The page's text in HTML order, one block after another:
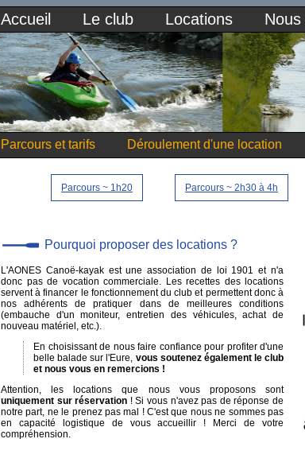
Accueil Le club Locations
Parcours et tarifs Déroulement d'une location
Parcours ~ 1h20 Parcours ~ 2h30 à 4h
Pourquoi proposer des locations ?
L'AONES Canoë-kayak est une association de loi 1901 et n'a
donc pas de vocation commerciale. Les recettes des locations
servent à financer le fonctionnement du club et permettent donc à
nos adhérents de pratiquer dans de meilleures conditions
(embauche d'un moniteur, entretien des véhicules, achat de
nouveau matériel, etc.).
En choisissant de nous faire confiance pour profiter d'une
belle balade sur l'Eure, vous soutenez également le club
et nous vous en remercions !
Attention, les locations que nous vous proposons sont
uniquement sur réservation ! Si vous n'avez pas de réponse de
notre part, ne le prenez pas mal ! C'est que nous ne sommes pas
en capacité logistique de vous accueillir ! Merci de votre
compréhension.